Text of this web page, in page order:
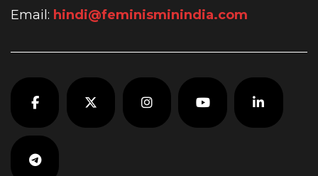
Email: hindi@feminisminindia.com